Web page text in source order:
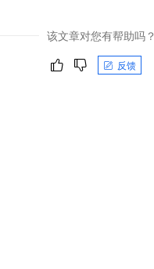
该文章对您有帮助吗？
反馈